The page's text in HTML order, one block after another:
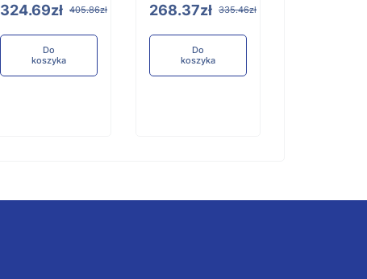
324.69zł 405.86zł
Do
koszyka
268.37zł 335.46zł
Do
koszyka